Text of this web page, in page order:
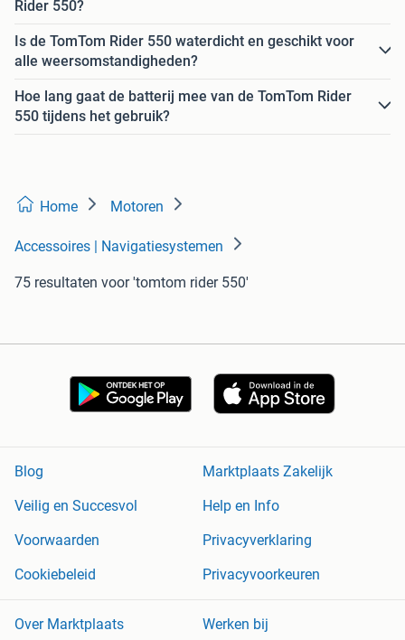
Rider 550?
Is de TomTom Rider 550 waterdicht en geschikt voor
alle weersomstandigheden?
Hoe lang gaat de batterij mee van de TomTom Rider
550 tijdens het gebruik?
Home Motoren
Accessoires | Navigatiesystemen
75 resultaten voor 'tomtom rider 550'
Blog
Marktplaats Zakelijk
Veilig en Succesvol
Help en Info
Voorwaarden
Privacyverklaring
Cookiebeleid
Privacyvoorkeuren
Over Marktplaats Werken bij